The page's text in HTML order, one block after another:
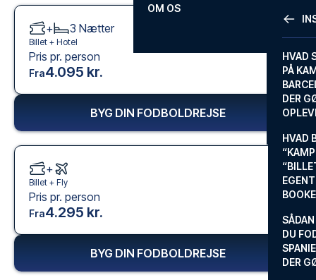
FAQ
HVAD
PÅ
DER
HVAD
DU
DER
OM OS
+ 3 Nætter
Billet + Hotel
Pris pr. person
Fra4.095 kr.
BYG DIN FODBOLDREJSE
+
Billet + Fly
Pris pr. person
Fra4.295 kr.
BYG DIN FODBOLDREJSE